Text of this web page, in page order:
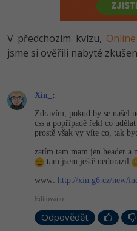
HTML5, CSS3,
SQL a databáze
UML a návrhové
React
Spring
Django
PHP
JavaScript
HTML / CSS
UML a návrhové
MySQL/MariaDB
MS-SQL
SQLite
Vývojář mobilních
Specialista na AI a
Tester
Systémový
Grafik / UX/UI
3D grafik
-80%
JavaScript -80%
-80%
Swift -80%
Kotlin -80%
C -80%
VB.NET
Digitální
Marketing -30%
UX
Business
Kryptoměny -25%
Copywriting -30%
Photoshop -80%
Adobe Illustrator -
Adobe InDesign -
Adobe After Effects
Blender -80%
Inkscape
V předchozím kvízu,
jsme si ověřili nabyté
Xin_ :
Zdravím, pokud by se našel
css a popřípadě řekl co
prostě však vy víte co, tak
zatím tam mam jen header a
tam jsem ještě nedorazil
www: http://xin.g6.cz/new/
Editováno
Odpovědět